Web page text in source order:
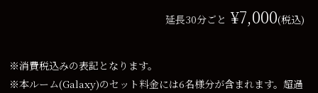
延長30分ごと ¥7,000(税込)
※消費税込みの表記となります。
※本ルーム(Galaxy)のセット料金には6名様分が含まれます。超過